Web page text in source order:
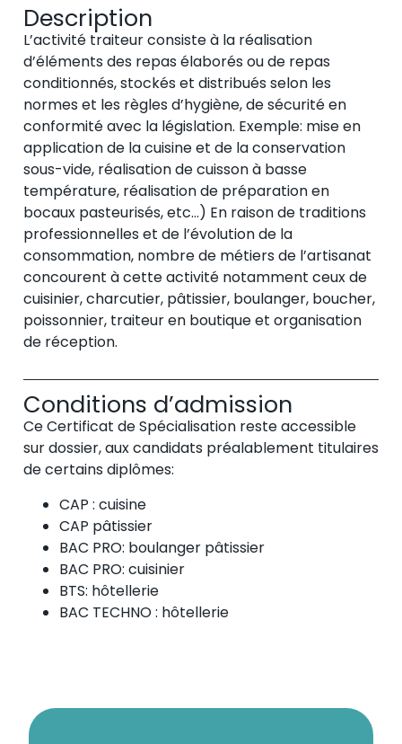
Description
L’activité traiteur consiste à la réalisation
d’éléments des repas élaborés ou de repas
conditionnés, stockés et distribués selon les
normes et les règles d’hygiène, de sécurité en
conformité avec la législation. Exemple: mise en
application de la cuisine et de la conservation
sous-vide, réalisation de cuisson à basse
température, réalisation de préparation en
bocaux pasteurisés, etc…) En raison de traditions
professionnelles et de l’évolution de la
consommation, nombre de métiers de l’artisanat
concourent à cette activité notamment ceux de
cuisinier, charcutier, pâtissier, boulanger, boucher,
poissonnier, traiteur en boutique et organisation
de réception.
Conditions d’admission
Ce Certificat de Spécialisation reste accessible
sur dossier, aux candidats préalablement titulaires
de certains diplômes:
CAP : cuisine
CAP pâtissier
BAC PRO: boulanger pâtissier
BAC PRO: cuisinier
BTS: hôtellerie
BAC TECHNO : hôtellerie